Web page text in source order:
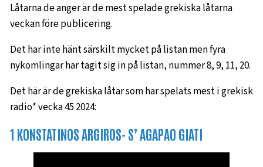
Låtarna de anger är de mest spelade grekiska låtarna
veckan före publicering.
Det har inte hänt särskilt mycket på listan men fyra
nykomlingar har tagit sig in på listan, nummer 8, 9, 11, 20.
Det här är de grekiska låtar som har spelats mest i grekisk
radio* vecka 45 2024:
1 KONSTATINOS ARGIROS- S’ AGAPAO GIATI